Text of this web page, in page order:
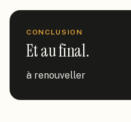
CONCLUSION
Et au final.
à renouveller